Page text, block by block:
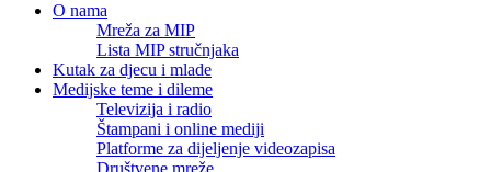
O nama
Mreža za MIP
Lista MIP stručnjaka
Kutak za djecu i mlade
Medijske teme i dileme
Televizija i radio
Štampani i online mediji
Platforme za dijeljenje videozapisa
Društvene mreže